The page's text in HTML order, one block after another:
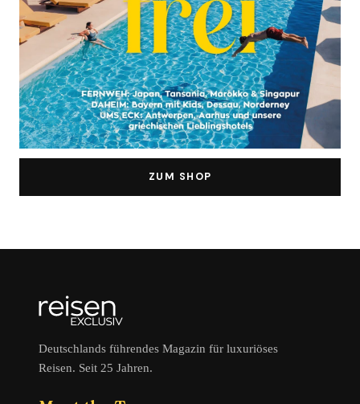
ZUM SHOP
Deutschlands führendes Magazin für luxuriöses
Reisen. Seit 25 Jahren.